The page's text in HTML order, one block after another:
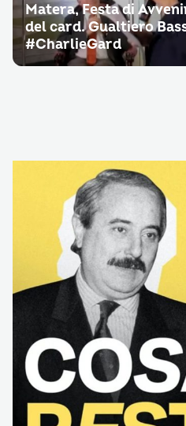
Matera, Festa di
del card. Gualtiero
#CharlieGard